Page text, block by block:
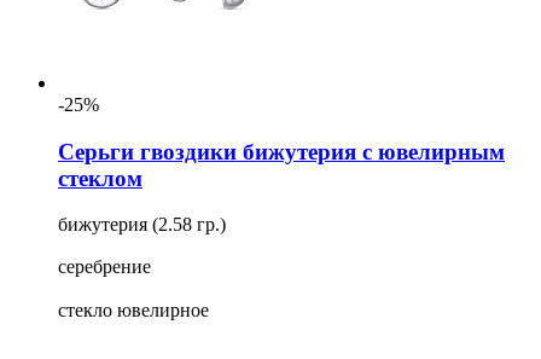
-25%
Серьги гвоздики бижутерия с ювелирным
стеклом
бижутерия (2.58 гр.)
серебрение
стекло ювелирное